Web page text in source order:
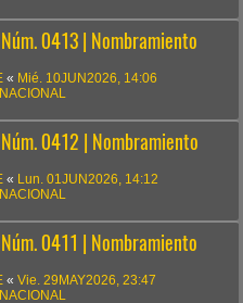
0413 | Nombramiento
« Mié. 10JUN2026, 14:06
Núm. 0412 | Nombramiento
«
Lun. 01JUN2026, 14:12
0411 | Nombramiento
« Vie. 29MAY2026, 23:47